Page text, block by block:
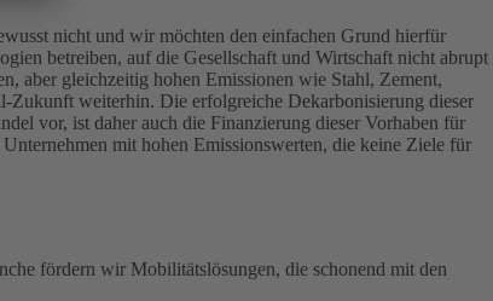
nicht und wir möchten den einfachen Grund hierfür
betreiben, auf die Gesellschaft und Wirtschaft nicht abrupt
aber gleichzeitig hohen Emissionen wie Stahl, Zement,
Zukunft weiterhin. Die erfolgreiche Dekarbonisierung dieser
vor, ist daher auch die Finanzierung dieser Vorhaben für
mit hohen Emissionswerten, die keine Ziele für
fördern wir Mobilitätslösungen, die schonend mit den